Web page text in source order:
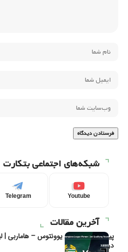
شبکه‌های اجتماعی بتکارت
Youtube
Telegram
آخرین مقالات
پیش‌بینی و تحلیل یوونتوس – هاماربی |
دوم مرحله